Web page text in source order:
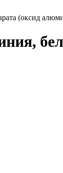
(оксид